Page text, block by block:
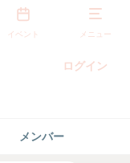
イベント メニュー
ログイン
メンバー